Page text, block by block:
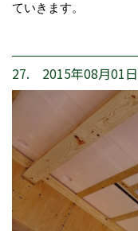
ていきます。
27. 2015年08月01日